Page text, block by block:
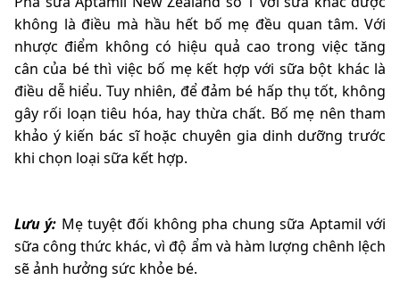
không là điều mà hầu hết bố mẹ đều quan tâm. Với
nhược điểm không có hiệu quả cao trong việc tăng
cân của bé thì việc bố mẹ kết hợp với sữa bột khác là
điều dễ hiểu. Tuy nhiên, để đảm bé hấp thụ tốt, không
gây rối loạn tiêu hóa, hay thừa chất. Bố mẹ nên tham
khảo ý kiến bác sĩ hoặc chuyên gia dinh dưỡng trước
khi chọn loại sữa kết hợp.
Lưu ý: Mẹ tuyệt đối không pha chung sữa Aptamil với
sữa công thức khác, vì độ ẩm và hàm lượng chênh lệch
sẽ ảnh hưởng sức khỏe bé.